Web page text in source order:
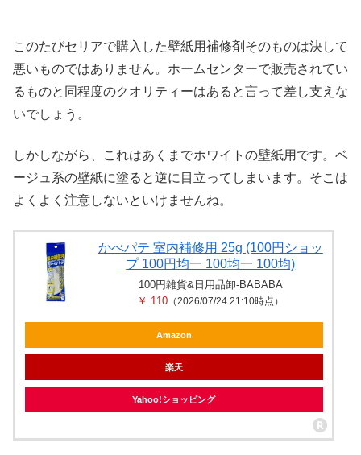
このたびセリアで購入した壁紙用補修剤そのものは決して
悪いものではありません。ホームセンターで販売されてい
るものと同程度のクオリティーはあると言って差し支えな
いでしょう。
しかしながら、これはあくまでホワイトの壁紙用です。ベ
ージュ系の壁紙に塗ると逆に目立ってしまいます。そこは
よくよく注意しないといけませんね。
かべパテ 室内補修用 25g (100円ショッ
プ 100円均一 100均一 100均)
100円雑貨&日用品卸-BABABA
￥ 110 （2026/07/24 21:10時点）
Amazon
楽天
Yahoo!ショッピング